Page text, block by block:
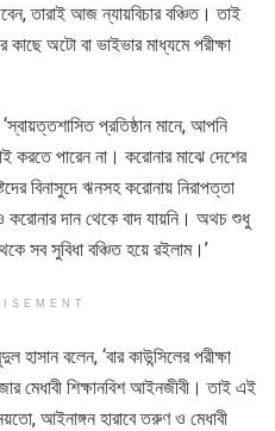
তারাই আজ ন্যায়বিচার বঞ্চিত। তাই
কাছে অটো বা ভাইভার মাধ্যমে পরীক্ষা
প্রতিষ্ঠান মানে, আপনি
করতে পারেন না। করোনার মাঝে দেশের
বিনাসুদে ঋনসহ করোনায় নিরাপত্তা
দান থেকে বাদ যায়নি। অথচ শুধু
সব সুবিধা বঞ্চিত হয়ে রইলাম।’
হাসান বলেন, ‘বার কাউন্সিলের পরীক্ষা
মেধাবী শিক্ষানবিশ আইনজীবী। তাই এই
আইনাঙ্গন হারাবে তরুণ ও মেধাবী